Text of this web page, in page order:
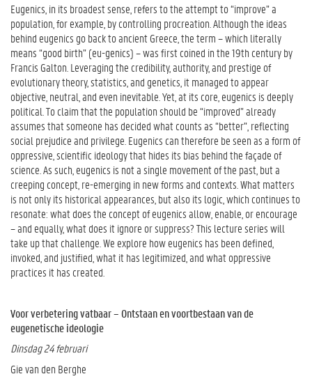
Eugenics, in its broadest sense, refers to the attempt to “improve” a
population, for example, by controlling procreation. Although the ideas
behind eugenics go back to ancient Greece, the term – which literally
means “good birth” (eu-genics) – was first coined in the 19th century by
Francis Galton. Leveraging the credibility, authority, and prestige of
evolutionary theory, statistics, and genetics, it managed to appear
objective, neutral, and even inevitable. Yet, at its core, eugenics is deeply
political. To claim that the population should be “improved” already
assumes that someone has decided what counts as “better”, reflecting
social prejudice and privilege. Eugenics can therefore be seen as a form of
oppressive, scientific ideology that hides its bias behind the façade of
science. As such, eugenics is not a single movement of the past, but a
creeping concept, re-emerging in new forms and contexts. What matters
is not only its historical appearances, but also its logic, which continues to
resonate: what does the concept of eugenics allow, enable, or encourage
– and equally, what does it ignore or suppress? This lecture series will
take up that challenge. We explore how eugenics has been defined,
invoked, and justified, what it has legitimized, and what oppressive
practices it has created.
Voor verbetering vatbaar – Ontstaan en voortbestaan van de
eugenetische ideologie
Dinsdag 24 februari
Gie van den Berghe